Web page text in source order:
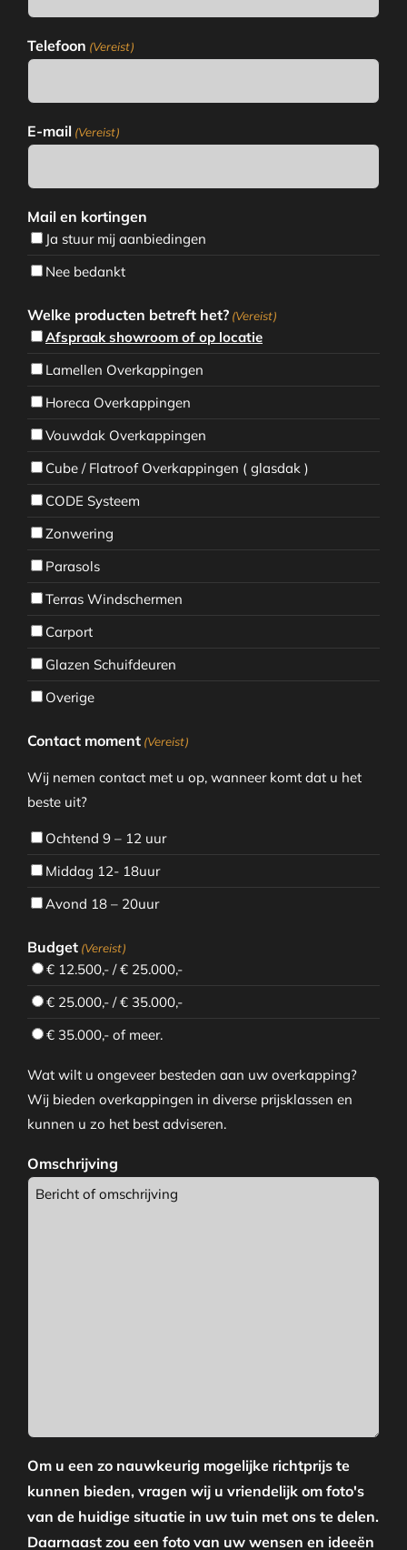
Telefoon (Vereist)
E-mail (Vereist)
Mail en kortingen
Ja stuur mij aanbiedingen
Nee bedankt
Welke producten betreft het? (Vereist)
Afspraak showroom of op locatie
Lamellen Overkappingen
Horeca Overkappingen
Vouwdak Overkappingen
Cube / Flatroof Overkappingen ( glasdak )
CODE Systeem
Zonwering
Parasols
Terras Windschermen
Carport
Glazen Schuifdeuren
Overige
Contact moment (Vereist)
Wij nemen contact met u op, wanneer komt dat u het
beste uit?
Ochtend 9 – 12 uur
Middag 12- 18uur
Avond 18 – 20uur
Budget (Vereist)
€ 12.500,- / € 25.000,-
€ 25.000,- / € 35.000,-
€ 35.000,- of meer.
Wat wilt u ongeveer besteden aan uw overkapping?
Wij bieden overkappingen in diverse prijsklassen en
kunnen u zo het best adviseren.
Omschrijving
Om u een zo nauwkeurig mogelijke richtprijs te
kunnen bieden, vragen wij u vriendelijk om foto's
van de huidige situatie in uw tuin met ons te delen.
Daarnaast zou een foto van uw wensen en ideeën